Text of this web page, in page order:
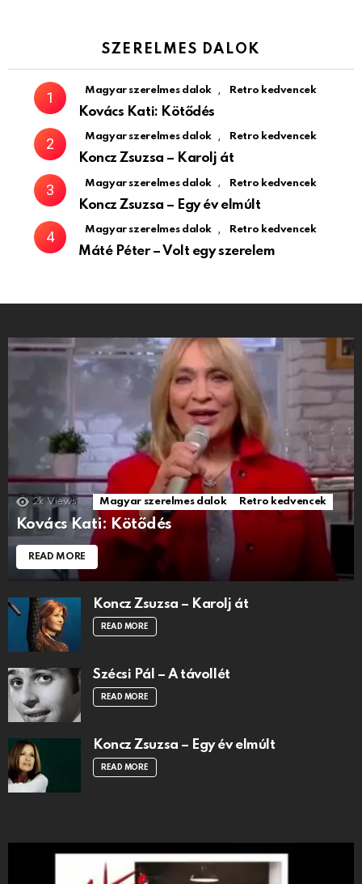
SZERELMES DALOK
Magyar szerelmes dalok , Retro kedvencek
Kovács Kati: Kötődés
Magyar szerelmes dalok , Retro kedvencek
Koncz Zsuzsa – Karolj át
Magyar szerelmes dalok , Retro kedvencek
Koncz Zsuzsa – Egy év elmúlt
Magyar szerelmes dalok , Retro kedvencek
Máté Péter – Volt egy szerelem
2k Views Magyar szerelmes dalok Retro kedvencek
Kovács Kati: Kötődés
READ MORE
Koncz Zsuzsa – Karolj át
READ MORE
Szécsi Pál – A távollét
READ MORE
Koncz Zsuzsa – Egy év elmúlt
READ MORE